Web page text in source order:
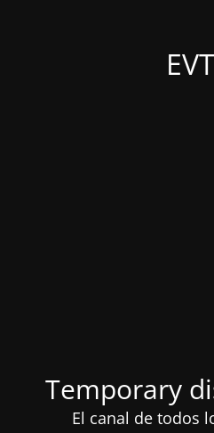
Temporary
El canal de todos